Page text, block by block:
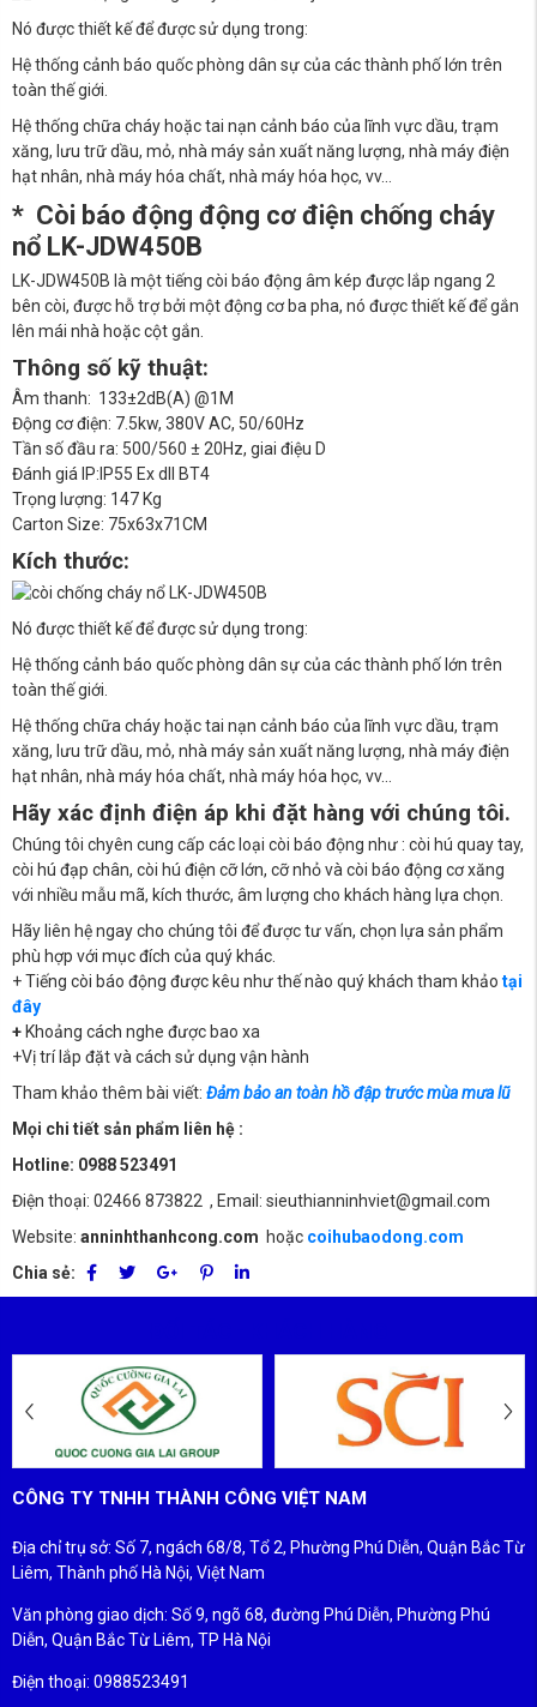
Nó được thiết kế để được sử dụng trong:
Hệ thống cảnh báo quốc phòng dân sự của các thành phố lớn trên
toàn thế giới.
Hệ thống chữa cháy hoặc tai nạn cảnh báo của lĩnh vực dầu, trạm
xăng, lưu trữ dầu, mỏ, nhà máy sản xuất năng lượng, nhà máy điện
hạt nhân, nhà máy hóa chất, nhà máy hóa học, vv…
* Còi báo động động cơ điện chống cháy
nổ LK-JDW450B
LK-JDW450B là một tiếng còi báo động âm kép được lắp ngang 2
bên còi, được hỗ trợ bởi một động cơ ba pha, nó được thiết kế để gắn
lên mái nhà hoặc cột gắn.
Thông số kỹ thuật:
Âm thanh: 133±2dB(A) @1M
Động cơ điện: 7.5kw, 380V AC, 50/60Hz
Tần số đầu ra: 500/560 ± 20Hz, giai điệu D
Đánh giá IP:IP55 Ex dll BT4
Trọng lượng: 147 Kg
Carton Size: 75x63x71CM
Kích thước:
Nó được thiết kế để được sử dụng trong:
Hệ thống cảnh báo quốc phòng dân sự của các thành phố lớn trên
toàn thế giới.
Hệ thống chữa cháy hoặc tai nạn cảnh báo của lĩnh vực dầu, trạm
xăng, lưu trữ dầu, mỏ, nhà máy sản xuất năng lượng, nhà máy điện
hạt nhân, nhà máy hóa chất, nhà máy hóa học, vv…
Hãy xác định điện áp khi đặt hàng với chúng tôi.
Chúng tôi chyên cung cấp các loại còi báo động như : còi hú quay tay,
còi hú đạp chân, còi hú điện cỡ lớn, cỡ nhỏ và còi báo động cơ xăng
với nhiều mẫu mã, kích thước, âm lượng cho khách hàng lựa chọn.
Hãy liên hệ ngay cho chúng tôi để được tư vấn, chọn lựa sản phẩm
phù hợp với mục đích của quý khác.
+ Tiếng còi báo động được kêu như thế nào quý khách tham khảo tại
đây
+ Khoảng cách nghe được bao xa
+Vị trí lắp đặt và cách sử dụng vận hành
Tham khảo thêm bài viết: Đảm bảo an toàn hồ đập trước mùa mưa lũ
Mọi chi tiết sản phẩm liên hệ :
Hotline: 0988 523491
Điện thoại: 02466 873822 , Email: sieuthianninhviet@gmail.com
Website: anninhthanhcong.com hoặc coihubaodong.com
Chia sẻ:
CÔNG TY TNHH THÀNH CÔNG VIỆT NAM
Địa chỉ trụ sở: Số 7, ngách 68/8, Tổ 2, Phường Phú Diễn, Quận Bắc Từ
Liêm, Thành phố Hà Nội, Việt Nam
Văn phòng giao dịch: Số 9, ngõ 68, đường Phú Diễn, Phường Phú
Diễn, Quận Bắc Từ Liêm, TP Hà Nội
Điện thoại: 0988523491